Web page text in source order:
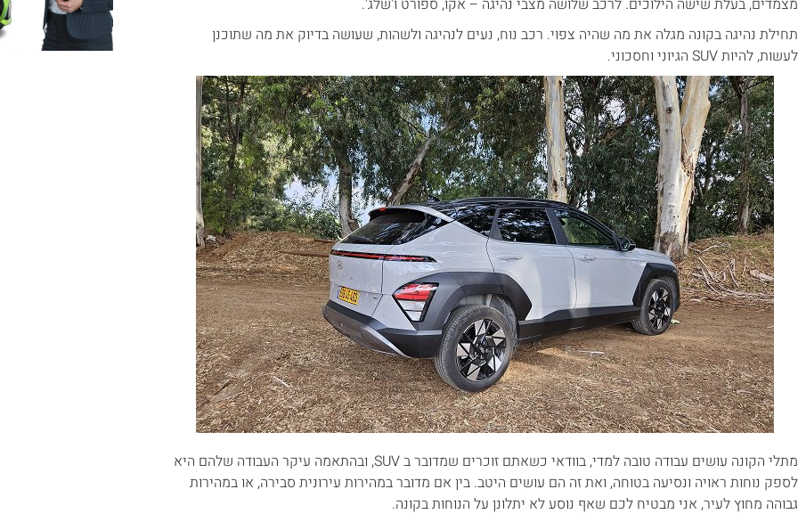
תחילת נהיגה בקונה מגלה את מה שהיה צפוי. רכב נוח, נעים לנהיגה ולשהות, שעושה בדיוק את מה שתוכנן
לעשות, להיות SUV הגיוני וחסכוני.
מתלי הקונה עושים עבודה טובה למדי, בוודאי כשאתם זוכרים שמדובר ב SUV, ובהתאמה עיקר העבודה שלהם היא
לספק נוחות ראויה ונסיעה בטוחה, ואת זה הם עושים היטב. בין אם מדובר במהירות עירונית סבירה, או במהירות
גבוהה מחוץ לעיר, אני מבטיח לכם שאף נוסע לא יתלונן על הנוחות בקונה.